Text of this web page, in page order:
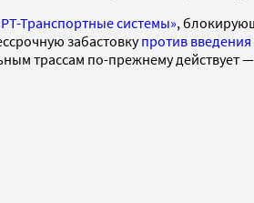
Транспортные системы»,
забастовкупротив
трассам по-прежнему